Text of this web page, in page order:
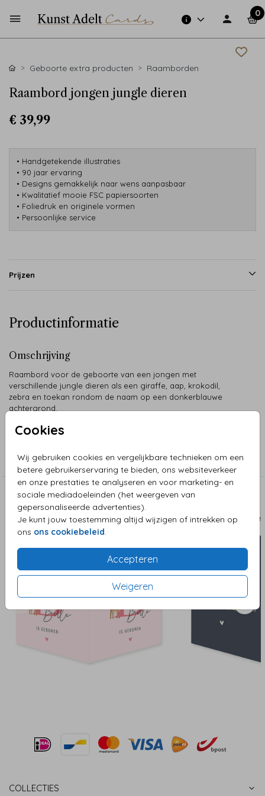
0
Cookies
Wij gebruiken cookies en vergelijkbare technieken om een
betere gebruikerservaring te bieden, ons websiteverkeer
en onze prestaties te analyseren en voor marketing- en
sociale mediadoeleinden (het weergeven van
gepersonaliseerde advertenties).
Je kunt jouw toestemming altijd wijzigen of intrekken op
ons ons cookiebeleid.
Accepteren
Weigeren
Geboorte extra producten Raamborden
Raambord jongen jungle dieren
€ 39,99
• Handgetekende illustraties
• 90 jaar ervaring
• Designs gemakkelijk naar wens aanpasbaar
• Kwalitatief mooie FSC papiersoorten
• Foliedruk en originele vormen
• Persoonlijke service
Prijzen
Productinformatie
Omschrijving
Raambord voor de geboorte van een jongen met
verschillende jungle dieren als een giraffe, aap, krokodil,
zebra en toekan rondom de naam op een donkerblauwe
achtergrond.
Raamborden
Aanbevolen
RAAMBORD
COLLECTIES